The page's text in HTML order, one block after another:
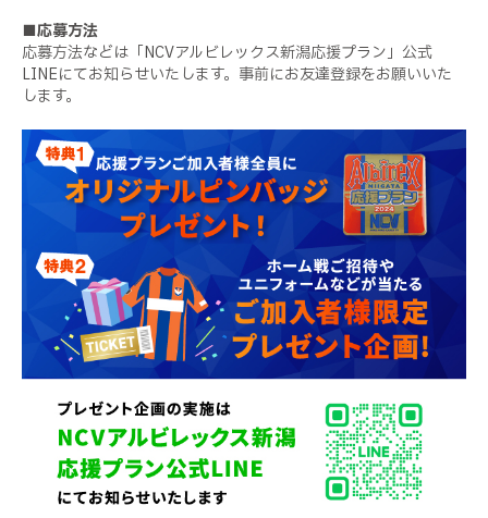
■応募方法
応募方法などは「NCVアルビレックス新潟応援プラン」公式
LINEにてお知らせいたします。事前にお友達登録をお願いいた
します。